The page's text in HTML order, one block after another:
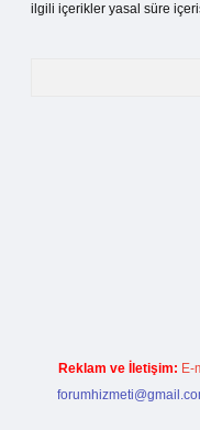
ilgili içerikler yasal süre
Reklam ve İletişim: E-